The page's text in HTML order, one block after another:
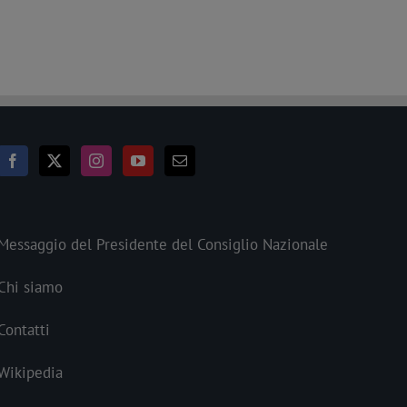
del Presidente del Consiglio Nazionale
siamo